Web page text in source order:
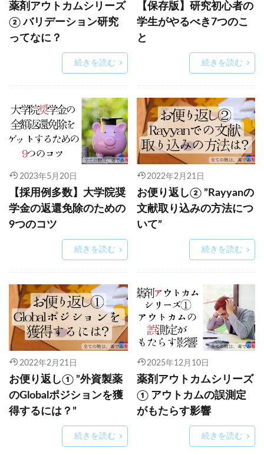
薬剤アウトカムシリーズ
② バリデーション研究
ってなに？
続きを読む
【保存版】研究初心者の
学生がやるべき7つのこ
と
続きを読む
2023年5月20日
【採用例多数】大学院奨
学金の返還免除のための
9つのコツ
続きを読む
2022年2月21日
お便り返し② ”Rayyanの
文献取り込みの方法につ
いて”
続きを読む
2022年2月21日
お便り返し① ”外資製薬
のGlobalポジションを獲
得するには？”
続きを読む
2025年12月10日
薬剤アウトカムシリーズ
① アウトカムの誤測定
がもたらす影響
続きを読む